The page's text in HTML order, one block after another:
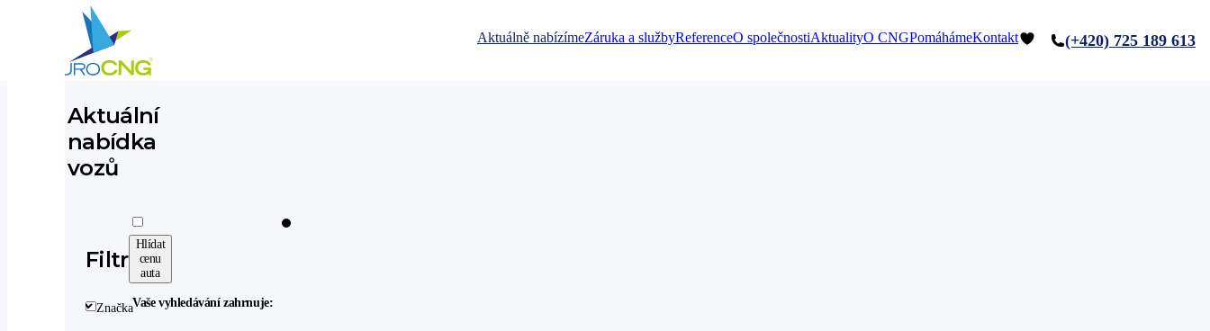
Aktuálně nabízímeZáruka a službyReferenceO společnostiAktualityO CNGPomáhámeKontakt (+420) 725 189 613
Aktuální
nabídka
vozů
Filtr
Hlídat
cenu
auta
ZnačkaVaše vyhledávání zahrnuje: